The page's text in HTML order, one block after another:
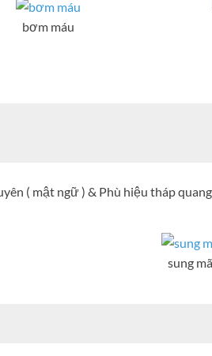
bơm máu
( mật ngữ ) & Phù hiệu tháp quang
sung